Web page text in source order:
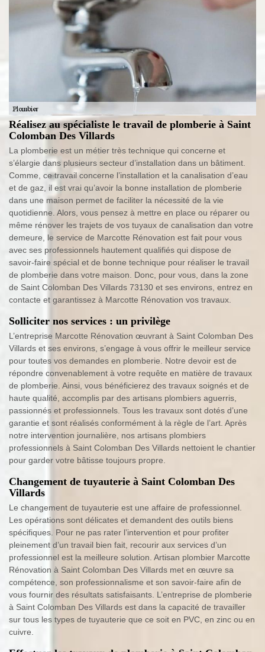
Réalisez au spécialiste le travail de plomberie à Saint
Colomban Des Villards
La plomberie est un métier très technique qui concerne et
s’élargie dans plusieurs secteur d’installation dans un bâtiment.
Comme, ce travail concerne l’installation et la canalisation d’eau
et de gaz, il est vrai qu’avoir la bonne installation de plomberie
dans une maison permet de faciliter la nécessité de la vie
quotidienne. Alors, vous pensez à mettre en place ou réparer ou
même rénover les trajets de vos tuyaux de canalisation dan votre
demeure, le service de Marcotte Rénovation est fait pour vous
avec ses professionnels hautement qualifiés qui dispose de
savoir-faire spécial et de bonne technique pour réaliser le travail
de plomberie dans votre maison. Donc, pour vous, dans la zone
de Saint Colomban Des Villards 73130 et ses environs, entrez en
contacte et garantissez à Marcotte Rénovation vos travaux.
Solliciter nos services : un privilège
L’entreprise Marcotte Rénovation œuvrant à Saint Colomban Des
Villards et ses environs, s’engage à vous offrir le meilleur service
pour toutes vos demandes en plomberie. Notre devoir est de
répondre convenablement à votre requête en matière de travaux
de plomberie. Ainsi, vous bénéficierez des travaux soignés et de
haute qualité, accomplis par des artisans plombiers aguerris,
passionnés et professionnels. Tous les travaux sont dotés d’une
garantie et sont réalisés conformément à la règle de l’art. Après
notre intervention journalière, nos artisans plombiers
professionnels à Saint Colomban Des Villards nettoient le chantier
pour garder votre bâtisse toujours propre.
Changement de tuyauterie à Saint Colomban Des
Villards
Le changement de tuyauterie est une affaire de professionnel.
Les opérations sont délicates et demandent des outils biens
spécifiques. Pour ne pas rater l’intervention et pour profiter
pleinement d’un travail bien fait, recourir aux services d’un
professionnel est la meilleure solution. Artisan plombier Marcotte
Rénovation à Saint Colomban Des Villards met en œuvre sa
compétence, son professionnalisme et son savoir-faire afin de
vous fournir des résultats satisfaisants. L’entreprise de plomberie
à Saint Colomban Des Villards est dans la capacité de travailler
sur tous les types de tuyauterie que ce soit en PVC, en zinc ou en
cuivre.